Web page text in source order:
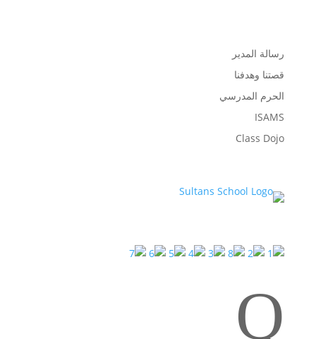
رسالة المدير
قصتنا وهدفنا
الحرم المدرسي
ISAMS
Class Dojo
Q